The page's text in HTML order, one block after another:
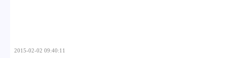
2015-02-02 09:40:11